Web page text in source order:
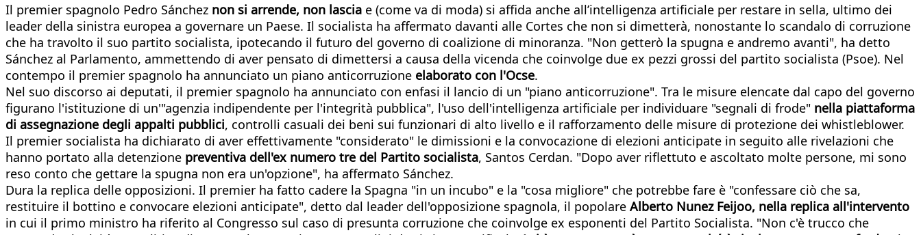
Il premier spagnolo Pedro Sánchez non si arrende, non lascia e (come va di moda) si affida anche all’intelligenza artificiale per restare in sella, ultimo dei
leader della sinistra europea a governare un Paese. Il socialista ha affermato davanti alle Cortes che non si dimetterà, nonostante lo scandalo di corruzione
che ha travolto il suo partito socialista, ipotecando il futuro del governo di coalizione di minoranza. "Non getterò la spugna e andremo avanti", ha detto
Sánchez al Parlamento, ammettendo di aver pensato di dimettersi a causa della vicenda che coinvolge due ex pezzi grossi del partito socialista (Psoe). Nel
contempo il premier spagnolo ha annunciato un piano anticorruzione elaborato con l'Ocse.
Nel suo discorso ai deputati, il premier spagnolo ha annunciato con enfasi il lancio di un "piano anticorruzione". Tra le misure elencate dal capo del governo
figurano l'istituzione di un'"agenzia indipendente per l'integrità pubblica", l'uso dell'intelligenza artificiale per individuare "segnali di frode" nella piattaforma
di assegnazione degli appalti pubblici, controlli casuali dei beni sui funzionari di alto livello e il rafforzamento delle misure di protezione dei whistleblower.
Il premier socialista ha dichiarato di aver effettivamente "considerato" le dimissioni e la convocazione di elezioni anticipate in seguito alle rivelazioni che
hanno portato alla detenzione preventiva dell'ex numero tre del Partito socialista, Santos Cerdan. "Dopo aver riflettuto e ascoltato molte persone, mi sono
reso conto che gettare la spugna non era un'opzione", ha affermato Sánchez.
Dura la replica delle opposizioni. Il premier ha fatto cadere la Spagna "in un incubo" e la "cosa migliore" che potrebbe fare è "confessare ciò che sa,
restituire il bottino e convocare elezioni anticipate", detto dal leader dell'opposizione spagnola, il popolare Alberto Nunez Feijoo, nella replica all'intervento
in cui il primo ministro ha riferito al Congresso sul caso di presunta corruzione che coinvolge ex esponenti del Partito Socialista. "Non c'è trucco che